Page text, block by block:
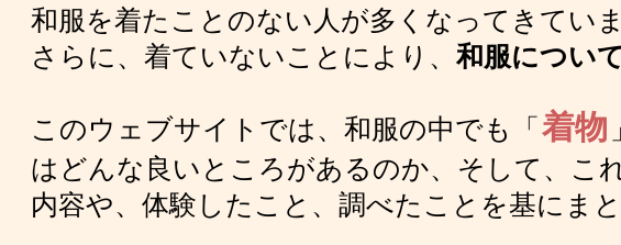
和服を着たことのない人が多くなってきていま
さらに、着ていないことにより、 和服につい
このウェブサイトでは、和服の中でも「 着物
はどんな良いところがあるのか、そして、こ
内容や、体験したこと、調べたことを基にまと